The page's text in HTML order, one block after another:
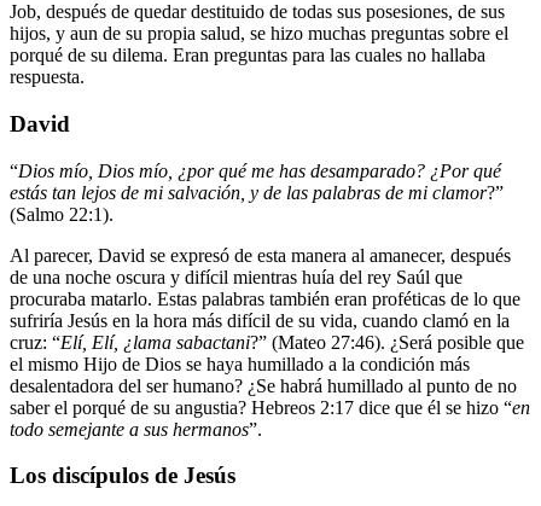
Job, después de quedar destituido de todas sus posesiones, de sus
hijos, y aun de su propia salud, se hizo muchas preguntas sobre el
porqué de su dilema. Eran preguntas para las cuales no hallaba
respuesta.
David
“Dios mío, Dios mío, ¿por qué me has desamparado? ¿Por qué
estás tan lejos de mi salvación, y de las palabras de mi clamor?”
(Salmo 22:1).
Al parecer, David se expresó de esta manera al amanecer, después
de una noche oscura y difícil mientras huía del rey Saúl que
procuraba matarlo. Estas palabras también eran proféticas de lo que
sufriría Jesús en la hora más difícil de su vida, cuando clamó en la
cruz: “Elí, Elí, ¿lama sabactani?” (Mateo 27:46). ¿Será posible que
el mismo Hijo de Dios se haya humillado a la condición más
desalentadora del ser humano? ¿Se habrá humillado al punto de no
saber el porqué de su angustia? Hebreos 2:17 dice que él se hizo “en
todo semejante a sus hermanos”.
Los discípulos de Jesús